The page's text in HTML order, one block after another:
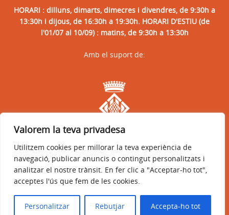
Valorem la teva privadesa
Utilitzem cookies per millorar la teva experiència de
navegació, publicar anuncis o contingut personalitzats i
analitzar el nostre trànsit. En fer clic a "Acceptar-ho tot",
acceptes l'ús que fem de les cookies.
Personalitzar Rebutjar Accepta-ho tot
HORARI : dilluns, dimarts, dimecres i divendres, de 9:30h a
13:30h i dijous, de 16:30h a 19:30h. HORARI D'ESTIU (de
l'01/07 al 10/09) : matins, de 9:30h a 13:30h
Avís legal Política de privacitat
© 2026
Amb el suport de: